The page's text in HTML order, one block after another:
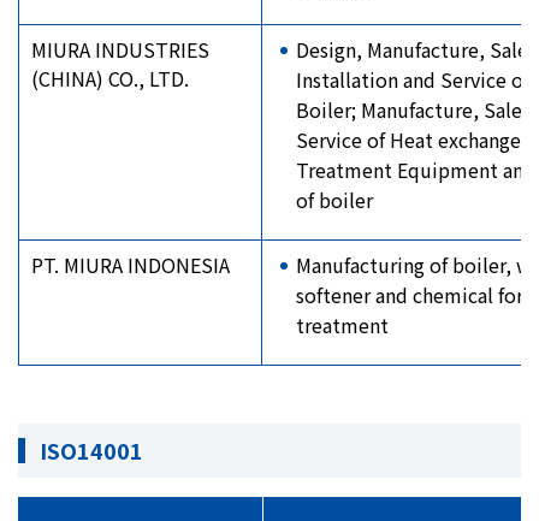
MIURA INDUSTRIES
(CHINA) CO., LTD.
Design, Manufacture,
Installation and Service of
Boiler; Manufacture, Sales
Service of Heat exchange,
Treatment Equipment
of boiler
PT. MIURA INDONESIA
Manufacturing of boiler,
softener and chemical for
treatment
ISO14001